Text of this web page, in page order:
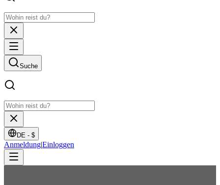
Suche
DE - $
Anmeldung|Einloggen